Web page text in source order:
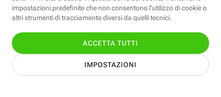
Per ricevere Newsletter, scaricare eBook,
creare playlist vocali e accedere ai corsi
della Fastweb Digital Academy a te